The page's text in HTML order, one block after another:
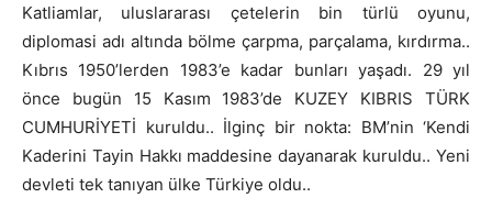
Katliamlar, uluslararası çetelerin bin türlü oyunu,
diplomasi adı altında bölme çarpma, parçalama, kırdırma..
Kıbrıs 1950’lerden 1983’e kadar bunları yaşadı. 29 yıl
önce bugün 15 Kasım 1983’de KUZEY KIBRIS TÜRK
CUMHURİYETİ kuruldu.. İlginç bir nokta: BM’nin ‘Kendi
Kaderini Tayin Hakkı maddesine dayanarak kuruldu.. Yeni
devleti tek tanıyan ülke Türkiye oldu..